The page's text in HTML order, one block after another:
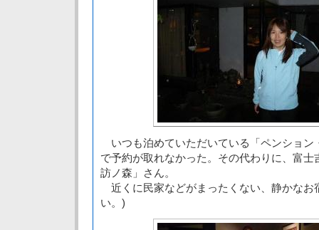
いつも泊めていただいている「ペンション
で予約が取れなかった。その代わりに、富
訪ノ森」さん。
近くに民家などがまったくない、静かなお
い。)